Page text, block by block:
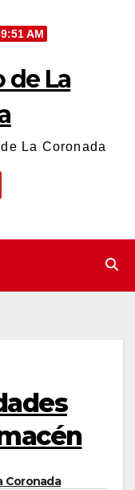
AM
La
La Coronada
Coronada